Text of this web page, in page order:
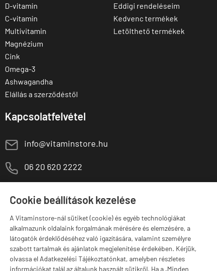
Cookie beállítások kezelése
A Vitaminstore-nál sütiket (cookie) és egyéb technológiákat
alkalmazunk oldalaink forgalmának mérésére és elemzésére, a
látogatók érdeklődéséhez való igazítására, valamint személyre
szabott tartalmak és ajánlatok megjelenítése érdekében. Kérjük,
olvassa el Adatkezelési Tájékoztatónkat, amelyben részletes
információkat talál az általunk használt sütikről. Ha a „Minden
D-vitamin
C-vitamin
Multivitamin
Magnézium
Cink
Omega-3
Ashwagandha
Elállás a szerződéstől
Eddigi rendeléseim
Kedvenc termékek
Letölthető termékek
Kapcsolatfelvétel
E info@vitaminstore.hu
M 06 20 620 2222
Szugló u. 83-85.
Márkák